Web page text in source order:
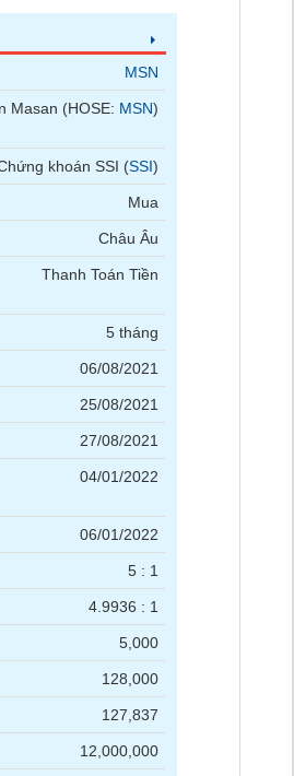
MSN
Masan (HOSE: MSN)
khoán SSI (SSI)
Mua
Châu Âu
Thanh Toán Tiền
5 tháng
06/08/2021
25/08/2021
27/08/2021
04/01/2022
06/01/2022
5 : 1
4.9936 : 1
5,000
128,000
127,837
12,000,000